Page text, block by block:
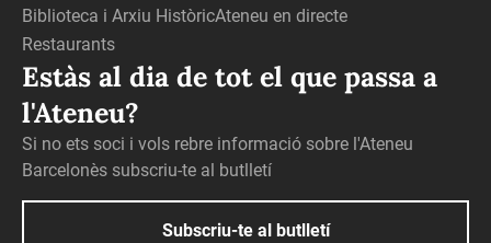
Biblioteca i Arxiu Històric
Restaurants
Ateneu en directe
Estàs al dia de tot el que passa a
l'Ateneu?
Si no ets soci i vols rebre informació sobre l'Ateneu
Barcelonès subscriu-te al butlletí
Subscriu-te al butlletí